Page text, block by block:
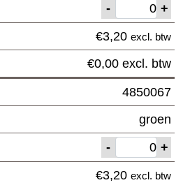
-
+
€3,20 excl. btw
€0,00 excl. btw
4850067
groen
-
+
€3,20 excl. btw